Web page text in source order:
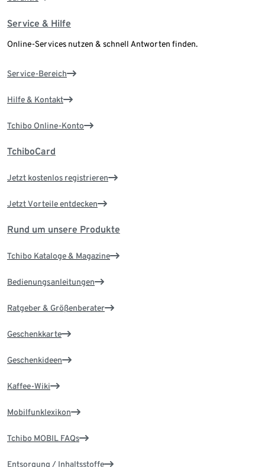
Service & Hilfe
Online-Services nutzen & schnell Antworten finden.
Service-Bereich
Hilfe & Kontakt
Tchibo Online-Konto
TchiboCard
Jetzt kostenlos registrieren
Jetzt Vorteile entdecken
Rund um unsere Produkte
Tchibo Kataloge & Magazine
Bedienungsanleitungen
Ratgeber & Größenberater
Geschenkkarte
Geschenkideen
Kaffee-Wiki
Mobilfunklexikon
Tchibo MOBIL FAQs
Entsorgung / Inhaltsstoffe